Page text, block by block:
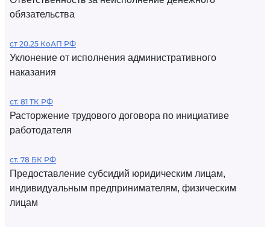
обязательства
ст 20.25 КоАП РФ
Уклонение от исполнения административного
наказания
ст. 81 ТК РФ
Расторжение трудового договора по инициативе
работодателя
ст. 78 БК РФ
Предоставление субсидий юридическим лицам,
индивидуальным предпринимателям, физическим
лицам